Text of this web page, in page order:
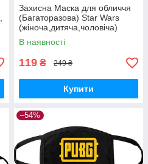
Захисна Маска для обличчя
(Багаторазова) Star Wars
(жіноча,дитяча,чоловіча)
В наявності
119 ₴ 249 ₴
Купити
–54%